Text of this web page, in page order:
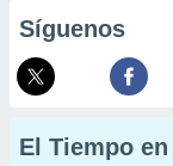
Síguenos
El Tiempo en